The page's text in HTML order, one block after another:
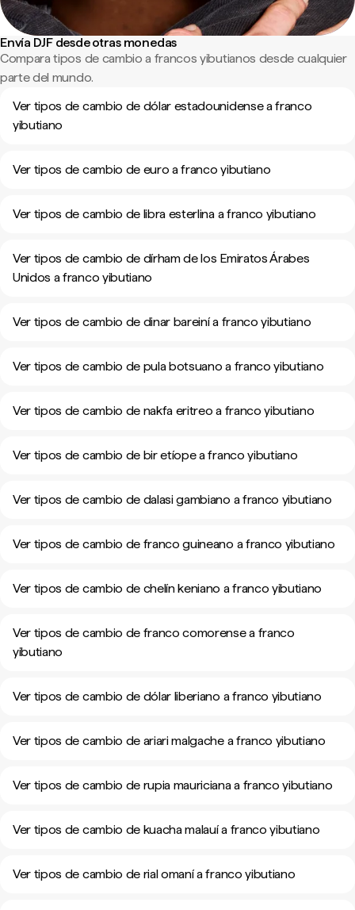
Envía DJF desde otras monedas
Compara tipos de cambio a francos yibutianos desde cualquier
parte del mundo.
Ver tipos de cambio de dólar estadounidense a franco
yibutiano
Ver tipos de cambio de euro a franco yibutiano
Ver tipos de cambio de libra esterlina a franco yibutiano
Ver tipos de cambio de dírham de los Emiratos Árabes
Unidos a franco yibutiano
Ver tipos de cambio de dinar bareiní a franco yibutiano
Ver tipos de cambio de pula botsuano a franco yibutiano
Ver tipos de cambio de nakfa eritreo a franco yibutiano
Ver tipos de cambio de bir etíope a franco yibutiano
Ver tipos de cambio de dalasi gambiano a franco yibutiano
Ver tipos de cambio de franco guineano a franco yibutiano
Ver tipos de cambio de chelín keniano a franco yibutiano
Ver tipos de cambio de franco comorense a franco
yibutiano
Ver tipos de cambio de dólar liberiano a franco yibutiano
Ver tipos de cambio de ariari malgache a franco yibutiano
Ver tipos de cambio de rupia mauriciana a franco yibutiano
Ver tipos de cambio de kuacha malauí a franco yibutiano
Ver tipos de cambio de rial omaní a franco yibutiano